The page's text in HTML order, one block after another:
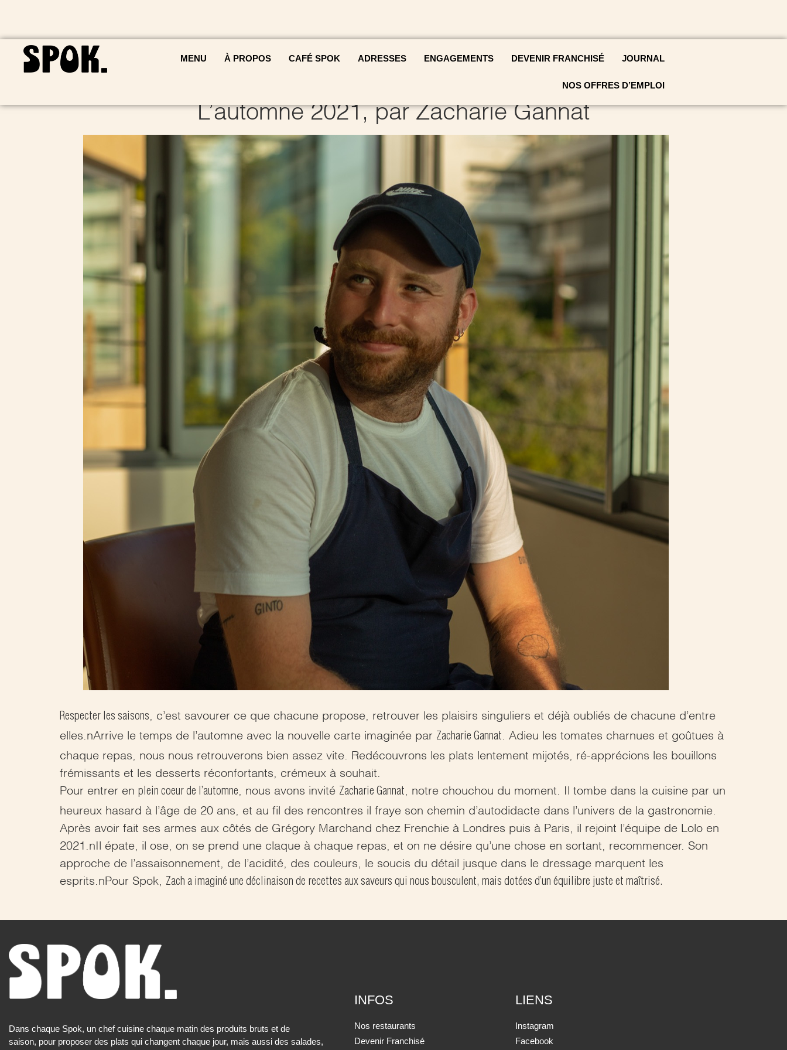
MENU À PROPOS CAFÉ SPOK ADRESSES ENGAGEMENTS DEVENIR FRANCHISÉ JOURNAL
NOS OFFRES D’EMPLOI
L’automne 2021, par Zacharie Gannat
Respecter les saisons , c’est savourer ce que chacune propose, retrouver les plaisirs singuliers et déjà oubliés de chacune d’entre
elles.nArrive le temps de l’automne avec la nouvelle carte imaginée par Zacharie Gannat . Adieu les tomates charnues et goûtues à
chaque repas, nous nous retrouverons bien assez vite. Redécouvrons les plats lentement mijotés, ré-apprécions les bouillons
frémissants et les desserts réconfortants, crémeux à souhait.
Pour entrer en plein coeur de l’automne , nous avons invité Zacharie Gannat , notre chouchou du moment. Il tombe dans la cuisine par un
heureux hasard à l’âge de 20 ans, et au fil des rencontres il fraye son chemin d’autodidacte dans l’univers de la gastronomie.
Après avoir fait ses armes aux côtés de Grégory Marchand chez Frenchie à Londres puis à Paris, il rejoint l’équipe de Lolo en
2021.nIl épate, il ose, on se prend une claque à chaque repas, et on ne désire qu’une chose en sortant, recommencer. Son
approche de l’assaisonnement, de l’acidité, des couleurs, le soucis du détail jusque dans le dressage marquent les
esprits.nPour Spok, Zach a imaginé une déclinaison de recettes aux saveurs qui nous bousculent, mais dotées d’un équilibre juste et maîtrisé.
Dans chaque Spok, un chef cuisine chaque matin des produits bruts et de
saison, pour proposer des plats qui changent chaque jour, mais aussi des salades,
INFOS
Nos restaurants
Devenir Franchisé
LIENS
Instagram
Facebook